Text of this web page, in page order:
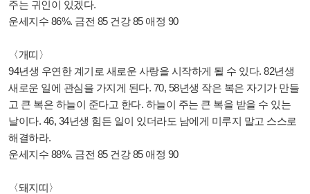
주는 귀인이 있겠다.
운세지수 86%. 금전 85 건강 85 애정 90
〈개띠〉
94년생 우연한 계기로 새로운 사랑을 시작하게 될 수 있다. 82년생
새로운 일에 관심을 가지게 된다. 70, 58년생 작은 복은 자기가 만들
고 큰 복은 하늘이 준다고 한다. 하늘이 주는 큰 복을 받을 수 있는
날이다. 46, 34년생 힘든 일이 있더라도 남에게 미루지 말고 스스로
해결하라.
운세지수 88%. 금전 85 건강 85 애정 90
〈돼지띠〉